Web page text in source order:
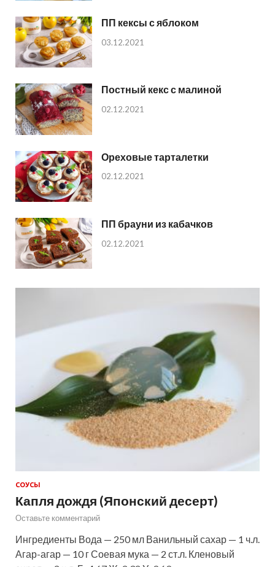
ПП кексы с яблоком
03.12.2021
Постный кекс с малиной
02.12.2021
Ореховые тарталетки
02.12.2021
ПП брауни из кабачков
02.12.2021
СОУСЫ
Капля дождя (Японский десерт)
Оставьте комментарий
Ингредиенты Вода — 250 мл Ванильный сахар — 1 ч.л.
Агар-агар — 10 г Соевая мука — 2 ст.л. Кленовый